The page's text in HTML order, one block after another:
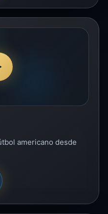
americano desde